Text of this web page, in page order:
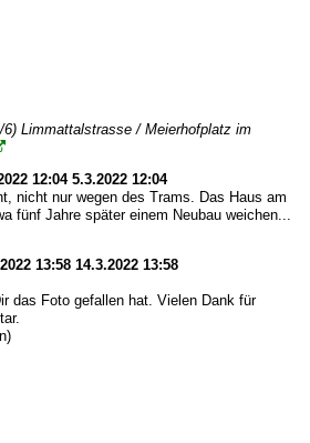
Limmattalstrasse / Meierhofplatz im
12:04 5.3.2022 12:04
nicht nur wegen des Trams. Das Haus am
fünf Jahre später einem Neubau weichen...
13:58 14.3.2022 13:58
das Foto gefallen hat. Vielen Dank für